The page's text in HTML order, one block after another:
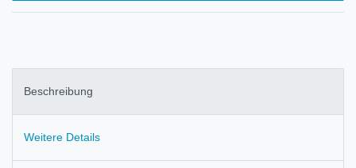
Beschreibung
Weitere Details